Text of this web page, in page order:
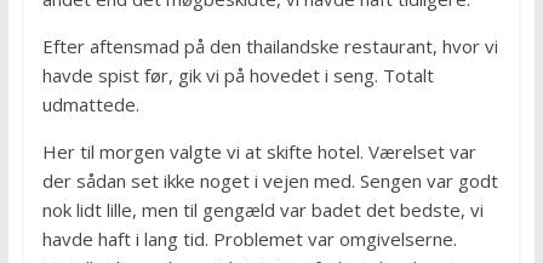
Efter aftensmad på den thailandske restaurant, hvor vi
havde spist før, gik vi på hovedet i seng. Totalt
udmattede.
Her til morgen valgte vi at skifte hotel. Værelset var
der sådan set ikke noget i vejen med. Sengen var godt
nok lidt lille, men til gengæld var badet det bedste, vi
havde haft i lang tid. Problemet var omgivelserne.